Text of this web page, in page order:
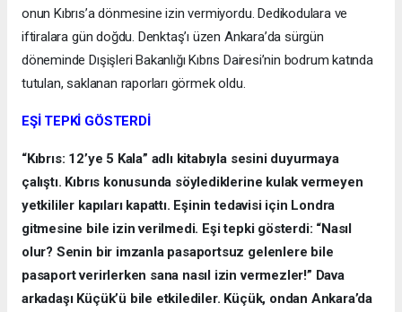
onun Kıbrıs’a dönmesine izin vermiyordu. Dedikodulara ve
iftiralara gün doğdu. Denktaş’ı üzen Ankara’da sürgün
döneminde Dışişleri Bakanlığı Kıbrıs Dairesi’nin bodrum katında
tutulan, saklanan raporları görmek oldu.
EŞİ TEPKİ GÖSTERDİ
“Kıbrıs: 12’ye 5 Kala” adlı kitabıyla sesini duyurmaya
çalıştı. Kıbrıs konusunda söylediklerine kulak vermeyen
yetkililer kapıları kapattı. Eşinin tedavisi için Londra
gitmesine bile izin verilmedi. Eşi tepki gösterdi: “Nasıl
olur? Senin bir imzanla pasaportsuz gelenlere bile
pasaport verirlerken sana nasıl izin vermezler!” Dava
arkadaşı Küçük’ü bile etkilediler. Küçük, ondan Ankara’da